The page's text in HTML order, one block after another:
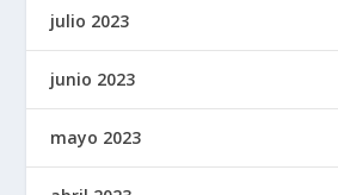
julio 2023
junio 2023
mayo 2023